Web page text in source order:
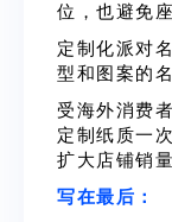
位，也避免
定制化派对
型和图案的
受海外消费
定制纸质一
扩大店铺销量
写在最后：